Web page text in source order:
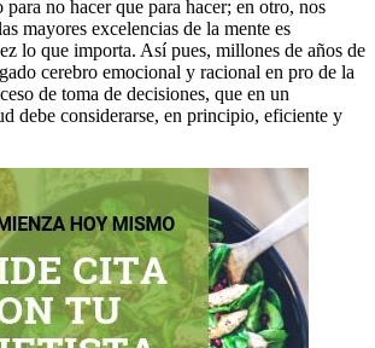
para no hacer que para hacer; en otro, nos
mayores excelencias de la mente es
lo que importa. Así pues, millones de años de
cerebro emocional y racional en pro de la
de toma de decisiones, que en un
debe considerarse, en principio, eficiente y